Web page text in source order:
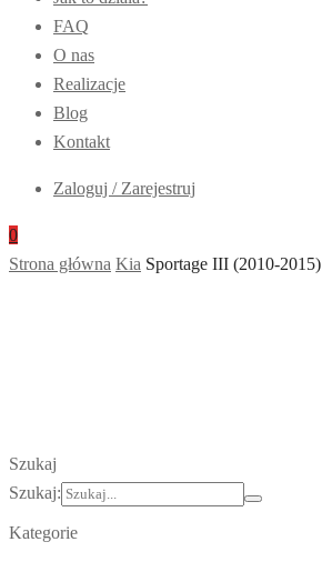
FAQ
O nas
Realizacje
Blog
Kontakt
Zaloguj / Zarejestruj
0
Strona główna Kia Sportage III (2010-2015)
Szukaj
Szukaj:
Kategorie